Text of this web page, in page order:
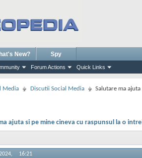
Forum Actions Quick Links
New? Spy
Media Discutii Social Media Salutare ma
ajuta si pe mine cineva cu raspunsul la o
16:21